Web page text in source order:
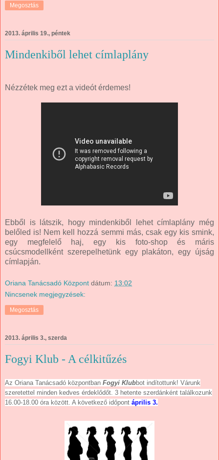
Megosztás
2013. április 19., péntek
Mindenkiből lehet címlaplány
Nézzétek meg ezt a videót érdemes!
Ebből is látszik, hogy mindenkiből lehet címlaplány még
belőled is! Nem kell hozzá semmi más, csak egy kis smink,
egy megfelelő haj, egy kis foto-shop és máris
csúcsmodellként szerepelhetünk egy plakáton, egy újság
címlapján.
Oriana Tanácsadó Központ dátum: 13:02
Nincsenek megjegyzések:
Megosztás
2013. április 3., szerda
Fogyi Klub - A célkitűzés
Az Oriana Tanácsadó központban Fogyi Klubbot indítottunk! Várunk
szeretettel minden kedves érdeklődőt. 3 hetente szerdánként találkozunk
16.00-18.00 óra között. A következő időpont április 3.